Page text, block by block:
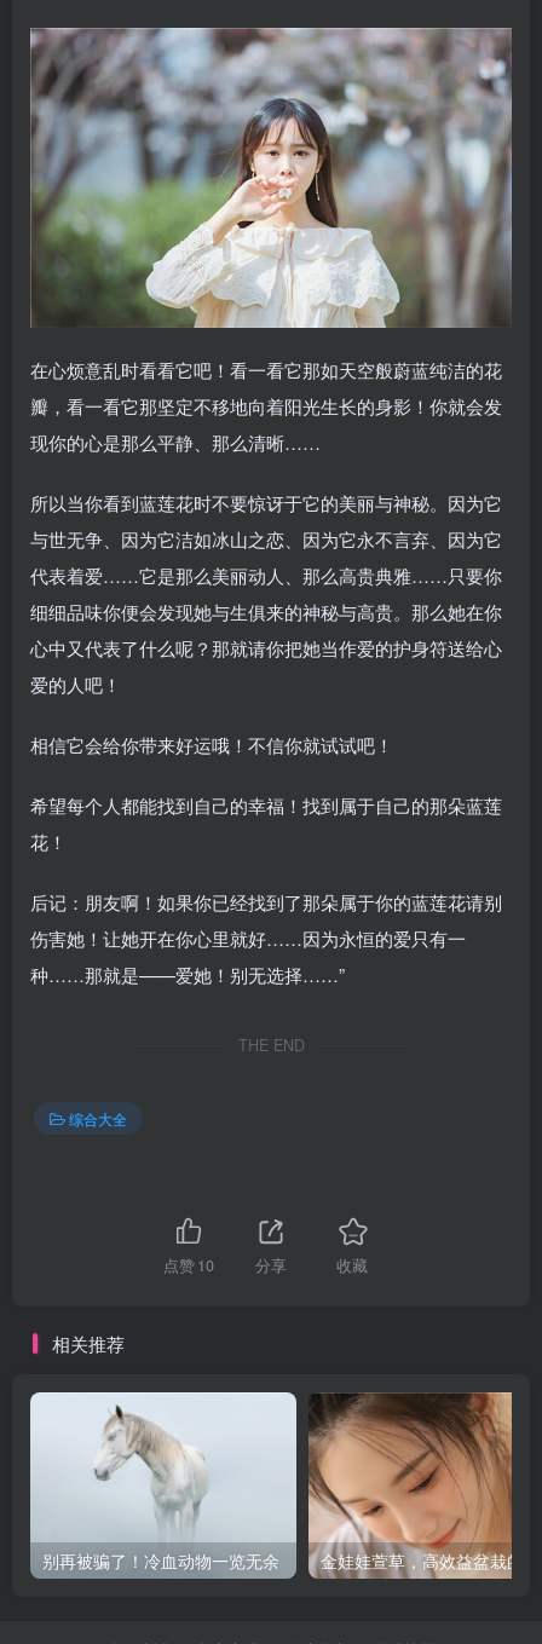
在心烦意乱时看看它吧！看一看它那如天空般蔚蓝纯洁的花
瓣，看一看它那坚定不移地向着阳光生长的身影！你就会发
现你的心是那么平静、那么清晰……
所以当你看到蓝莲花时不要惊讶于它的美丽与神秘。因为它
与世无争、因为它洁如冰山之恋、因为它永不言弃、因为它
代表着爱……它是那么美丽动人、那么高贵典雅……只要你
细细品味你便会发现她与生俱来的神秘与高贵。那么她在你
心中又代表了什么呢？那就请你把她当作爱的护身符送给心
爱的人吧！
相信它会给你带来好运哦！不信你就试试吧！
希望每个人都能找到自己的幸福！找到属于自己的那朵蓝莲
花！
后记：朋友啊！如果你已经找到了那朵属于你的蓝莲花请别
伤害她！让她开在你心里就好……因为永恒的爱只有一
种……那就是——爱她！别无选择……”
THE END
综合大全
点赞10 分享 收藏
相关推荐
别再被骗了！冷血动物一览无余